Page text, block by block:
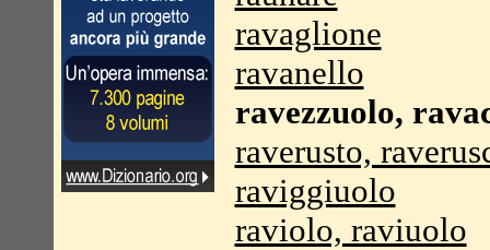
ravaglione
ravanello
ravezzuolo,
raverusto,
raviggiuolo
raviolo, raviuolo